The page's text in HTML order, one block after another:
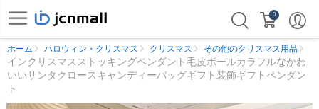
0
ホーム ハロウィン・クリスマス クリスマス その他のクリスマス用品
インクリスマスストッキングペンダント毛皮ボールカラフルなかわ
いいサンタクロースキャンディーバッグギフト装飾ギフトペンダン
ト